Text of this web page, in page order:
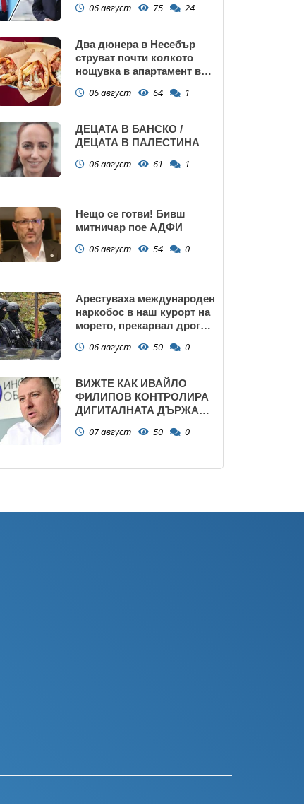
запазва
06 август 75 24
Два дюнера в Несебър
струват почти колкото
нощувка в апартамент в
06 август 64 1
ДЕЦАТА В БАНСКО /
ДЕЦАТА В ПАЛЕСТИНА
06 август 61 1
Нещо се готви! Бивш
митничар пое АДФИ
06 август 54 0
Арестуваха международен
наркобос в наш курорт на
морето, прекарвал дрога
06 август 50 0
ВИЖТЕ КАК ИВАЙЛО
ФИЛИПОВ КОНТРОЛИРА
ДИГИТАЛНАТА ДЪРЖАВА
ПРАВИТЕЛСТВОТО?
07 август 50 0